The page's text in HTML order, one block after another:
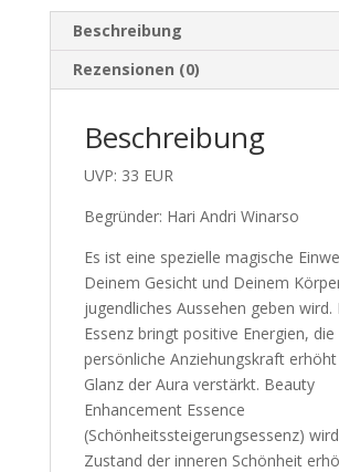
Beschreibung
Rezensionen (0)
Beschreibung
UVP: 33 EUR
Begründer: Hari Andri Winarso
Es ist eine spezielle magische
Deinem Gesicht und Deinem
jugendliches Aussehen geben wird.
Essenz bringt positive Energien, die
persönliche Anziehungskraft
Glanz der Aura verstärkt. Beauty
Enhancement Essence
(Schönheitssteigerungsessenz)
Zustand der inneren Schönheit